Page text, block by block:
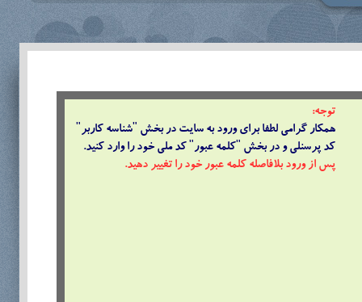
توجه:
همکار گرامی لطفا برای ورود به سایت در بخش "شناسه کاربر"
کد پرسنلی و در بخش "کلمه عبور" کد ملی خود را وارد کنید.
پس از ورود بلافاصله کلمه عبور خود را تغییر دهید.